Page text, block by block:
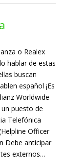
en
o Realex
hablar de estas
buscan
español ¡Es
Worldwide
puesto de
Telefónica
Officer
Debe anticipar
externos…